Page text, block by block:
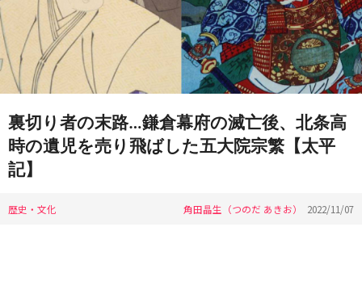
裏切り者の末路…鎌倉幕府の滅亡後、北条高
時の遺児を売り飛ばした五大院宗繁【太平
記】
歴史・文化 角田晶生（つのだ あきお） 2022/11/07